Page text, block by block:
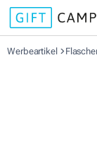
Werbeartikel